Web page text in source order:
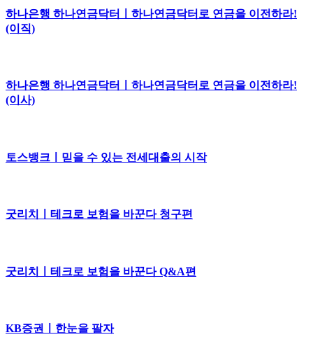
하나은행 하나연금닥터ㅣ하나연금닥터로 연금을 이전하라!
(이직)
하나은행 하나연금닥터ㅣ하나연금닥터로 연금을 이전하라!
(이사)
토스뱅크ㅣ믿을 수 있는 전세대출의 시작
굿리치ㅣ테크로 보험을 바꾼다 청구편
굿리치ㅣ테크로 보험을 바꾼다 Q&A편
KB증권ㅣ한눈을 팔자